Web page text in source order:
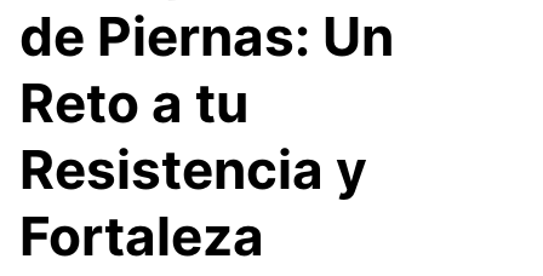
de Piernas: Un
Reto a tu
Resistencia y
Fortaleza